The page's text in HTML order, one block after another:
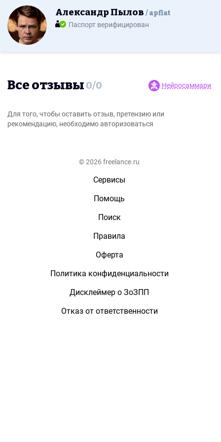
Александр Пылов apflat
Паспорт верифицирован
Все отзывы 0/0 Нейросаммари
Для того, чтобы оставить отзыв, претензию или
рекомендацию, необходимо авторизоваться
© 2026 freelance.ru
Сервисы
Помощь
Поиск
Правила
Оферта
Политика конфиденциальности
Дисклеймер о ЗоЗПП
Отказ от ответственности